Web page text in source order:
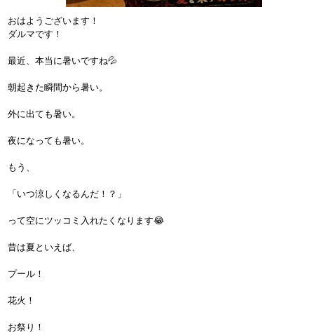
おはようございます！
ダルマです！
最近、本当に暑いですね💦
朝起きた瞬間から暑い。
外に出ても暑い。
夜になっても暑い。
もう、
「いつ涼しくなるんだ！？」
って空にツッコミ入れたくなります😂
昔は夏といえば、
プール！
花火！
お祭り！